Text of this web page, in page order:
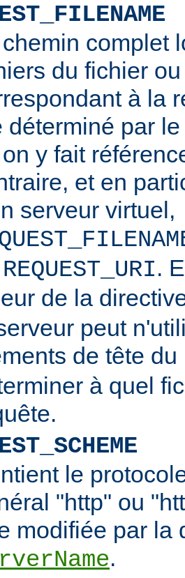
complet
du fichier
à la
déterminé par
y fait
et en
serveur virtuel,
REQUEST_URI.
de la
peut
de tête du
à quel
le
"http" ou
modifiée par la
.